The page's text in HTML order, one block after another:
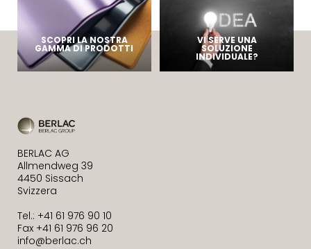
SCOPRI LA NOSTRA
GAMMA DI PRODOTTI
VI SERVE UNA
SOLUZIONE
INDIVIDUALE?
BERLAC AG
Allmendweg 39
4450 Sissach
Svizzera
Tel.: +41 61 976 90 10
Fax +41 61 976 96 20
info@berlac.ch